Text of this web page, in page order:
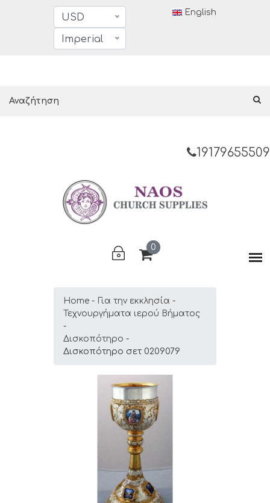
USD
Imperial
English
19179655509
0
Home
Για την εκκλησία
Τεχνουργήματα ιερού Βήματος
Δισκοπότηρο
Δισκοπότηρο σετ 0209079